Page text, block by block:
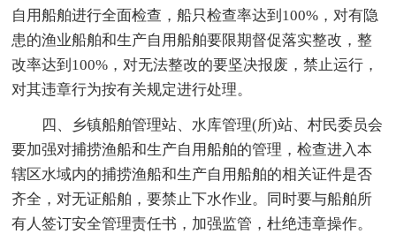
自用船舶进行全面检查，船只检查率达到100%，对有隐
患的渔业船舶和生产自用船舶要限期督促落实整改，整
改率达到100%，对无法整改的要坚决报废，禁止运行，
对其违章行为按有关规定进行处理。
四、乡镇船舶管理站、水库管理(所)站、村民委员会
要加强对捕捞渔船和生产自用船舶的管理，检查进入本
辖区水域内的捕捞渔船和生产自用船舶的相关证件是否
齐全，对无证船舶，要禁止下水作业。同时要与船舶所
有人签订安全管理责任书，加强监管，杜绝违章操作。